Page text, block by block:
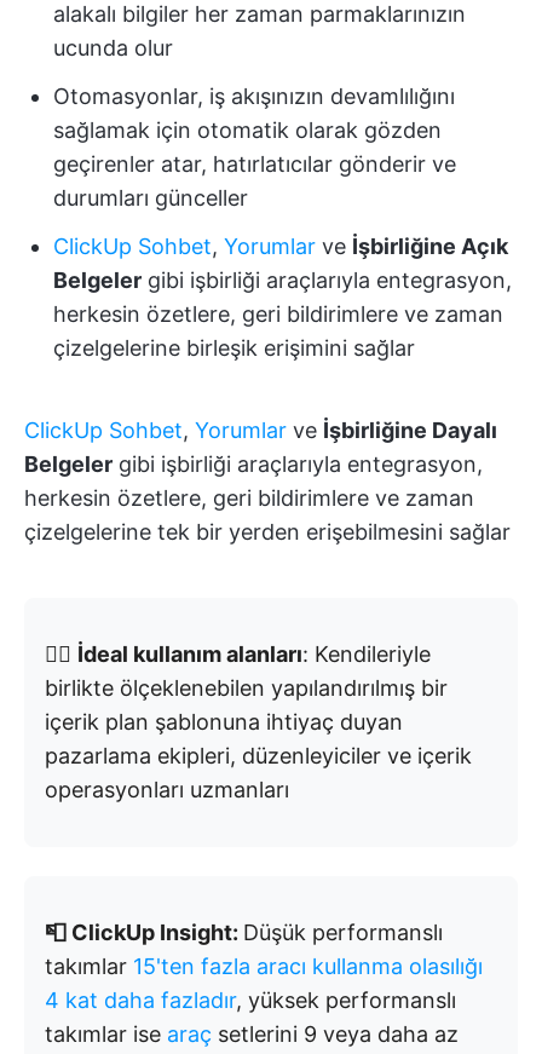
alakalı bilgiler her zaman parmaklarınızın
ucunda olur
Otomasyonlar, iş akışınızın devamlılığını
sağlamak için otomatik olarak gözden
geçirenler atar, hatırlatıcılar gönderir ve
durumları günceller
ClickUp Sohbet, Yorumlar ve İşbirliğine Açık
Belgeler gibi işbirliği araçlarıyla entegrasyon,
herkesin özetlere, geri bildirimlere ve zaman
çizelgelerine birleşik erişimini sağlar
ClickUp Sohbet, Yorumlar ve İşbirliğine Dayalı
Belgeler gibi işbirliği araçlarıyla entegrasyon,
herkesin özetlere, geri bildirimlere ve zaman
çizelgelerine tek bir yerden erişebilmesini sağlar
👉🏼 İdeal kullanım alanları: Kendileriyle
birlikte ölçeklenebilen yapılandırılmış bir
içerik plan şablonuna ihtiyaç duyan
pazarlama ekipleri, düzenleyiciler ve içerik
operasyonları uzmanları
📮 ClickUp Insight: Düşük performanslı
takımlar 15'ten fazla aracı kullanma olasılığı
4 kat daha fazladır, yüksek performanslı
takımlar ise araç setlerini 9 veya daha az